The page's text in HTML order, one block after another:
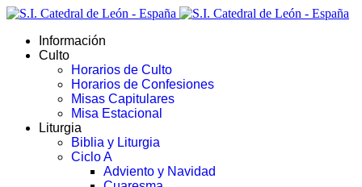
Información
Culto
Horarios de Culto
Horarios de Confesiones
Misas Capitulares
Misa Estacional
Liturgia
Biblia y Liturgia
Ciclo A
Adviento y Navidad